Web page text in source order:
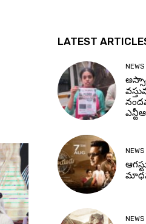
LATEST
NEWS
NEWS
NEWS